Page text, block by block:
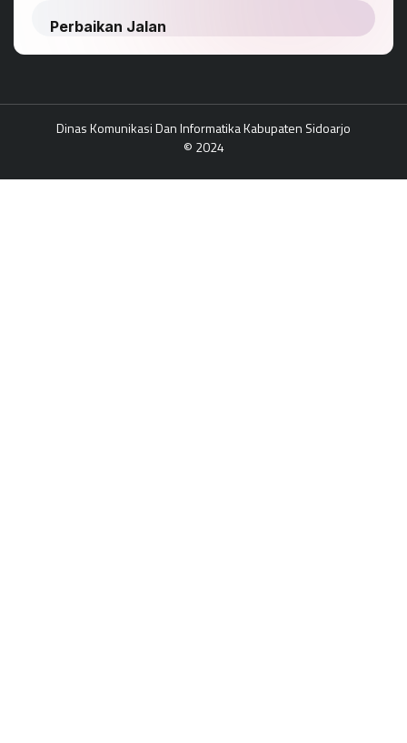
Dinas Komunikasi Dan Informatika Kabupaten Sidoarjo
© 2024